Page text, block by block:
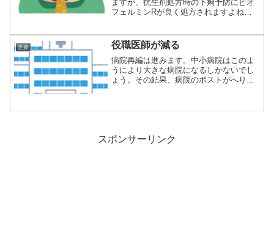
ますが、抗生剤処方時の下痢予防にビオ
フェルミンRが良く処方されますよね。
医療 役職医師が減る
病院再編は進みます。中小病院はこのよ
うにより大きな病院になるしかないでし
ょう。その結果、病院のポストがへりま
スポンサーリンク